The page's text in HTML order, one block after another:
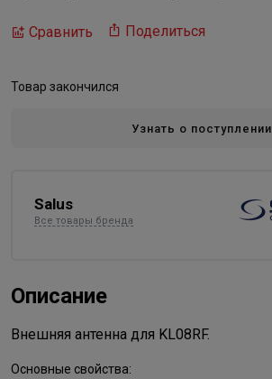
Сравнить Поделиться
Товар закончился
Узнать о поступлении
Salus
Все товары бренда
Описание
Внешняя антенна для KL08RF.
Основные свойства: